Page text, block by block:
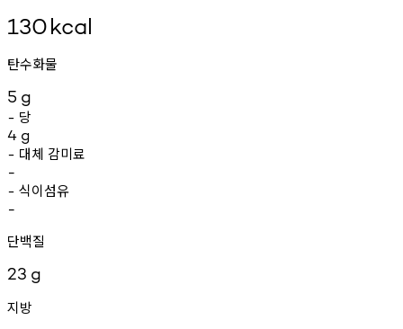
130kcal
탄수화물
5 g
- 당
4 g
- 대체 감미료
-
- 식이섬유
-
단백질
23 g
지방